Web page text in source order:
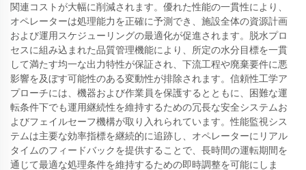
関連コストが大幅に削減されます。優れた性能の一貫性により、
オペレーターは処理能力を正確に予測でき、施設全体の資源計画
および運用スケジューリングの最適化が促進されます。脱水プロ
セスに組み込まれた品質管理機能により、所定の水分目標を一貫
して満たす均一な出力特性が保証され、下流工程や廃棄要件に悪
影響を及ぼす可能性のある変動性が排除されます。信頼性工学ア
プローチには、機器および作業員を保護するとともに、困難な運
転条件下でも運用継続性を維持するための冗長な安全システムお
よびフェイルセーフ機構が取り入れられています。性能監視シス
テムは主要な効率指標を継続的に追跡し、オペレーターにリアル
タイムのフィードバックを提供することで、長時間の運転期間を
通じて最適な処理条件を維持するための即時調整を可能にしま